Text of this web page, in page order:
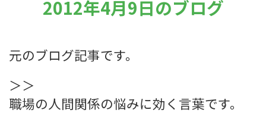
2012年4月9日のブログ
元のブログ記事です。
＞＞
職場の人間関係の悩みに効く言葉です。